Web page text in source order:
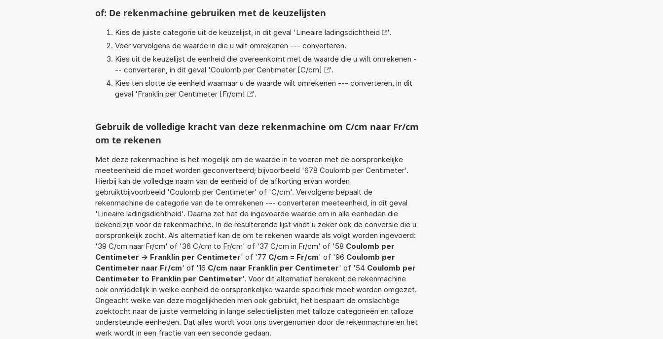
of: De rekenmachine gebruiken met de keuzelijsten
Kies de juiste categorie uit de keuzelijst, in dit geval 'Lineaire ladingsdichtheid
'.
Voer vervolgens de waarde in die u wilt omrekenen --- converteren.
Kies uit de keuzelijst de eenheid die overeenkomt met de waarde die u wilt omrekenen -
-- converteren, in dit geval 'Coulomb per Centimeter [C/cm]
'.
Kies ten slotte de eenheid waarnaar u de waarde wilt omrekenen --- converteren, in dit
geval 'Franklin per Centimeter [Fr/cm] '.
Gebruik de volledige kracht van deze rekenmachine om C/cm naar Fr/cm
om te rekenen
Met deze rekenmachine is het mogelijk om de waarde in te voeren met de oorspronkelijke
meeteenheid die moet worden geconverteerd; bijvoorbeeld '678 Coulomb per Centimeter'.
Hierbij kan de volledige naam van de eenheid of de afkorting ervan worden
gebruiktbijvoorbeeld 'Coulomb per Centimeter' of 'C/cm'. Vervolgens bepaalt de
rekenmachine de categorie van de te omrekenen --- converteren meeteenheid, in dit geval
'Lineaire ladingsdichtheid'. Daarna zet het de ingevoerde waarde om in alle eenheden die
bekend zijn voor de rekenmachine. In de resulterende lijst vindt u zeker ook de conversie die u
oorspronkelijk zocht. Als alternatief kan de om te rekenen waarde als volgt worden ingevoerd:
'39 C/cm naar Fr/cm' of '36 C/cm to Fr/cm' of '37 C/cm in Fr/cm' of '58 Coulomb per
Centimeter -> Franklin per Centimeter' of '77 C/cm = Fr/cm' of '96 Coulomb per
Centimeter naar Fr/cm' of '16 C/cm naar Franklin per Centimeter' of '54 Coulomb per
Centimeter to Franklin per Centimeter'. Voor dit alternatief berekent de rekenmachine
ook onmiddellijk in welke eenheid de oorspronkelijke waarde specifiek moet worden omgezet.
Ongeacht welke van deze mogelijkheden men ook gebruikt, het bespaart de omslachtige
zoektocht naar de juiste vermelding in lange selectielijsten met talloze categorieën en talloze
ondersteunde eenheden. Dat alles wordt voor ons overgenomen door de rekenmachine en het
werk wordt in een fractie van een seconde gedaan.